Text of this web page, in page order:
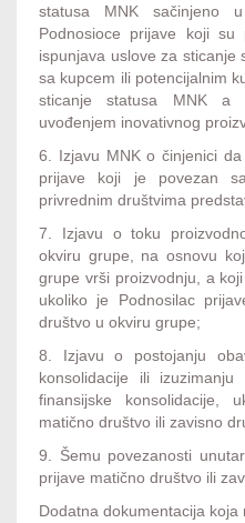
statusa MNK sačinjeno
Podnosioce prijave koji su
ispunjava uslove za sticanje
sa kupcem ili potencijalnim
sticanje statusa MNK a
uvođenjem inovativnog
6. Izjavu MNK o činjenici
prijave koji je povezan
privrednim društvima
7. Izjavu o toku
okviru grupe, na osnovu
grupe vrši proizvodnju, a
ukoliko je Podnosilac
društvo u okviru grupe;
8. Izjavu o postojanju
konsolidacije ili
finansijske konsolidacije,
matično društvo ili zavisno
9. Šemu povezanosti
prijave matično društvo ili
Dodatna dokumentacija